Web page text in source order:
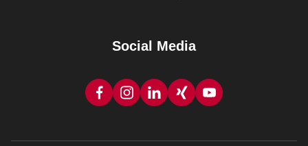
Social Media